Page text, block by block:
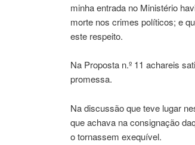
minha entrada no Ministério
morte nos crimes políticos; e
este respeito.
Na Proposta n.º 11 achareis
promessa.
Na discussão que teve lugar
que achava na consignação
o tornassem exequível.